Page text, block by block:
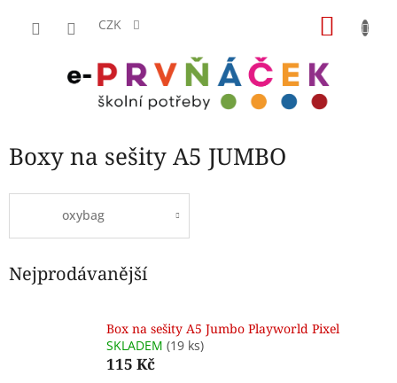
CZK
Boxy na sešity A5 JUMBO
oxybag
Nejprodávanější
Box na sešity A5 Jumbo Playworld Pixel
SKLADEM (19 ks)
115 Kč